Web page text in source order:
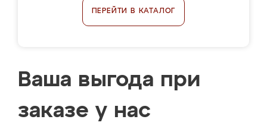
ПЕРЕЙТИ В КАТАЛОГ
Ваша выгода при
заказе у нас